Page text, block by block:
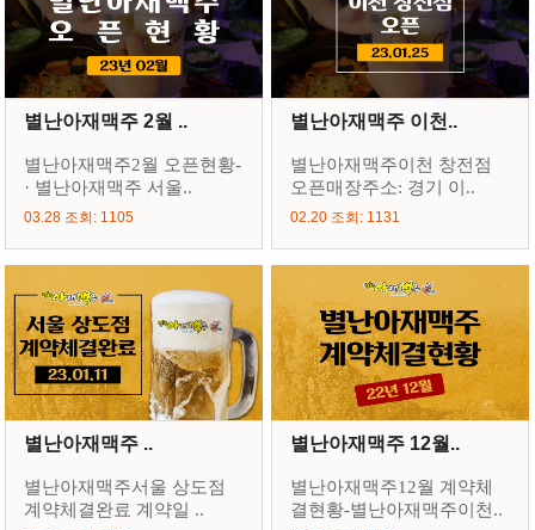
별난아재맥주 2월 ..
별난아재맥주2월 오픈현황-
· 별난아재맥주 서울..
03.28 조회: 1105
별난아재맥주 이천..
별난아재맥주이천 창전점
오픈매장주소: 경기 이..
02.20 조회: 1131
별난아재맥주 ..
별난아재맥주서울 상도점
계약체결완료 계약일 ..
별난아재맥주 12월..
별난아재맥주12월 계약체
결현황-별난아재맥주이천..